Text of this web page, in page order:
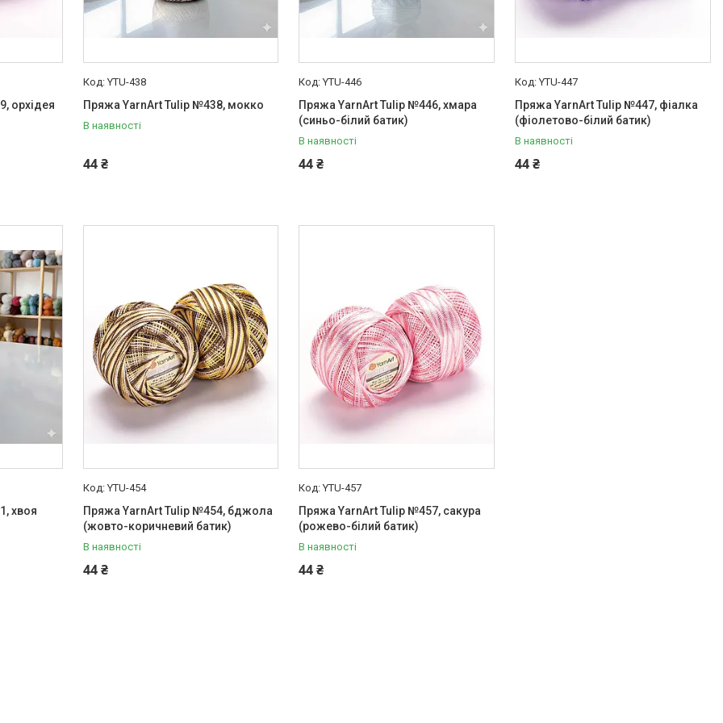
орхідея
YTU-438
Пряжа YarnArt Tulip №438, мокко
В наявності
44 ₴
YTU-446
Пряжа YarnArt Tulip №446, хмара
(синьо-білий батик)
В наявності
44 ₴
YTU-447
Пряжа YarnArt Tulip №447, фіалка
(фіолетово-білий батик)
В наявності
44 ₴
хвоя
YTU-454
Пряжа YarnArt Tulip №454, бджола
(жовто-коричневий батик)
В наявності
44 ₴
YTU-457
Пряжа YarnArt Tulip №457, сакура
(рожево-білий батик)
В наявності
44 ₴